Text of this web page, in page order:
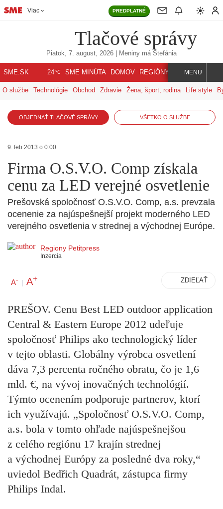
Viac PREDPLATNÉ
Tlačové správy
Piatok, 7. august, 2026 | Meniny má Štefánia
SME.SK 24℃ SME MINÚTA DOMOV REGIÓNY INDEX SVET
MENU
O službe Technológie Obchod Zdravie Žena, šport, rodina Life style
OBJEDNAŤ TLAČOVÉ SPRÁVY VŠETKO O SLUŽBE
9. feb 2013 o 0:00
Firma O.S.V.O. Comp získala
cenu za LED verejné osvetlenie
Prešovská spoločnosť O.S.V.O. Comp, a.s. prevzala
ocenenie za najúspešnejší projekt moderného LED
verejného osvetlenia v strednej a východnej Európe.
Regiony Petitpress
Inzercia
A- | A+ ZDIEĽAŤ
PREŠOV. Cenu Best LED outdoor application
Central & Eastern Europe 2012 udeľuje
spoločnosť Philips ako technologický líder
v tejto oblasti. Globálny výrobca osvetlení
dáva 7,3 percenta ročného obratu, čo je 1,6
mld. €, na vývoj inovačných technológií.
Týmto ocenením podporuje partnerov, ktorí
ich využívajú. „Spoločnosť O.S.V.O. Comp,
a.s. bola v tomto ohľade najúspešnejšou
z celého regiónu 17 krajín strednej
a východnej Európy za posledné dva roky,“
uviedol Bedřich Quadrát, zástupca firmy
Philips Indal.